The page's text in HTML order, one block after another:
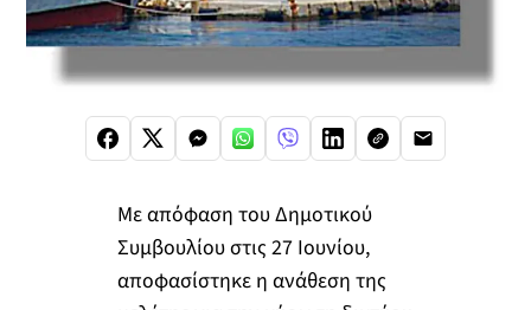
Με απόφαση του Δημοτικού
Συμβουλίου στις 27 Ιουνίου,
αποφασίστηκε η ανάθεση της